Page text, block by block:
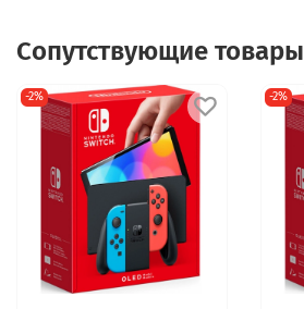
Сопутствующие товары
-2% -2%